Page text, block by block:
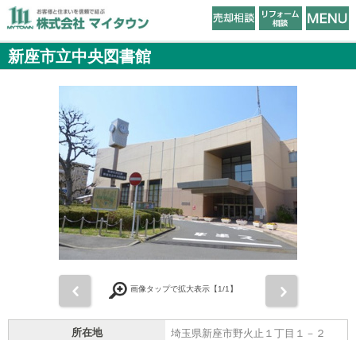
新座市立中央図書館
画像タップで拡大表示【1/1】
所在地 埼玉県新座市野火止１丁目１－２